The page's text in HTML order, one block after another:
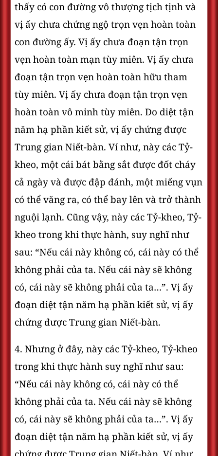
thấy có con đường vô thượng tịch tịnh và
vị ấy chưa chứng ngộ trọn vẹn hoàn toàn
con đường ấy. Vị ấy chưa đoạn tận trọn
vẹn hoàn toàn mạn tùy miên. Vị ấy chưa
đoạn tận trọn vẹn hoàn toàn hữu tham
tùy miên. Vị ấy chưa đoạn tận trọn vẹn
hoàn toàn vô minh tùy miên. Do diệt tận
năm hạ phần kiết sử, vị ấy chứng được
Trung gian Niết-bàn. Ví như, này các Tỷ-
kheo, một cái bát bằng sắt được đốt cháy
cả ngày và được đập đánh, một miếng vụn
có thể văng ra, có thể bay lên và trở thành
nguội lạnh. Cũng vậy, này các Tỷ-kheo, Tỷ-
kheo trong khi thực hành, suy nghĩ như
sau: “Nếu cái này không có, cái này có thể
không phải của ta. Nếu cái này sẽ không
có, cái này sẽ không phải của ta…”. Vị ấy
đoạn diệt tận năm hạ phần kiết sử, vị ấy
chứng được Trung gian Niết-bàn.
4. Nhưng ở đây, này các Tỷ-kheo, Tỷ-kheo
trong khi thực hành suy nghĩ như sau:
“Nếu cái này không có, cái này có thể
không phải của ta. Nếu cái này sẽ không
có, cái này sẽ không phải của ta…”. Vị ấy
đoạn diệt tận năm hạ phần kiết sử, vị ấy